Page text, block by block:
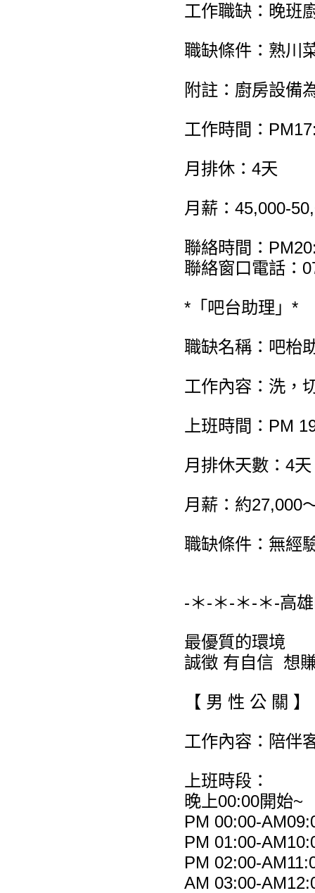
工作職缺：晚班
職缺條件：熟川
附註：廚房設備
工作時間：
月排休：4天
月薪：45,000-
聯絡時間：
聯絡窗口電話：
*「吧台助理」*
職缺名稱：吧枱
工作內容：洗，
上班時間：PM
月排休天數：4
月薪：約27,000
職缺條件：無經
-＊-＊-＊-＊-高
最優質的環境
誠徵 有自信 想
【 男 性 公 關 】
工作內容：陪伴
上班時段：
晚上00:00開始~
PM 00:00-
PM 01:00-
PM 02:00-
AM 03:00-